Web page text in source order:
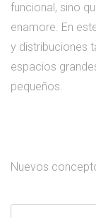
funcional, sino
enamore. En
y distribuciones
espacios
pequeños.
Nuevos